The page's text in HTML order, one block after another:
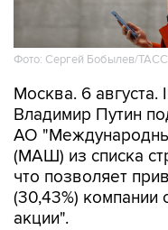
Фото: Сергей Бобылев/ТАСС
Москва. 6 августа.
Владимир Путин
АО
(МАШ) из списка
что позволяет
(30,43%) компании
акции".